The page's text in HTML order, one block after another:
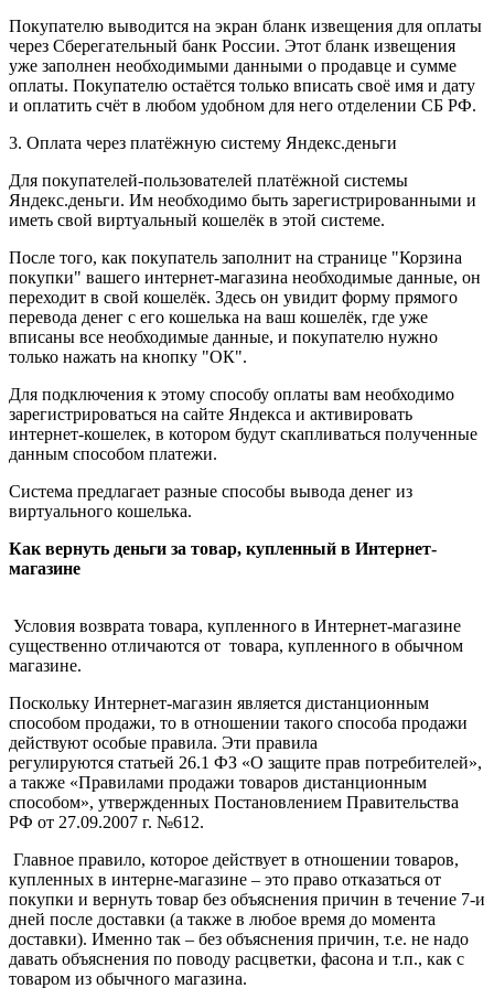
Покупателю выводится на экран бланк извещения для оплаты
через Сберегательный банк России. Этот бланк извещения
уже заполнен необходимыми данными о продавце и сумме
оплаты. Покупателю остаётся только вписать своё имя и дату
и оплатить счёт в любом удобном для него отделении СБ РФ.
3. Оплата через платёжную систему Яндекс.деньги
Для покупателей-пользователей платёжной системы
Яндекс.деньги. Им необходимо быть зарегистрированными и
иметь свой виртуальный кошелёк в этой системе.
После того, как покупатель заполнит на странице "Корзина
покупки" вашего интернет-магазина необходимые данные, он
переходит в свой кошелёк. Здесь он увидит форму прямого
перевода денег с его кошелька на ваш кошелёк, где уже
вписаны все необходимые данные, и покупателю нужно
только нажать на кнопку "ОК".
Для подключения к этому способу оплаты вам необходимо
зарегистрироваться на сайте Яндекса и активировать
интернет-кошелек, в котором будут скапливаться полученные
данным способом платежи.
Система предлагает разные способы вывода денег из
виртуального кошелька.
Как вернуть деньги за товар, купленный в Интернет-
магазине
Условия возврата товара, купленного в Интернет-магазине
существенно отличаются от товара, купленного в обычном
магазине.
Поскольку Интернет-магазин является дистанционным
способом продажи, то в отношении такого способа продажи
действуют особые правила. Эти правила
регулируются статьей 26.1 ФЗ «О защите прав потребителей»,
а также «Правилами продажи товаров дистанционным
способом», утвержденных Постановлением Правительства
РФ от 27.09.2007 г. №612.
Главное правило, которое действует в отношении товаров,
купленных в интерне-магазине – это право отказаться от
покупки и вернуть товар без объяснения причин в течение 7-и
дней после доставки (а также в любое время до момента
доставки). Именно так – без объяснения причин, т.е. не надо
давать объяснения по поводу расцветки, фасона и т.п., как с
товаром из обычного магазина.